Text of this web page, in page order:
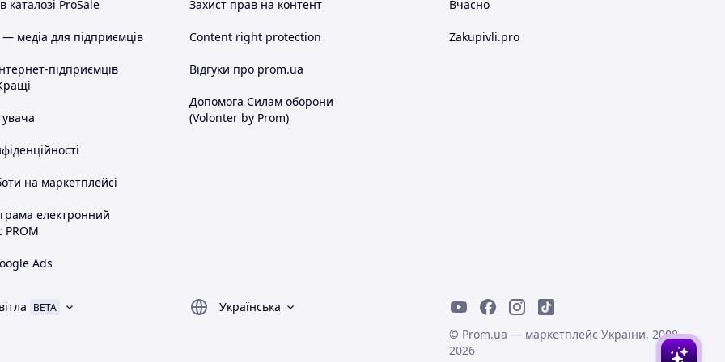
каталозі ProSale
медіа для підприємців
підприємців
на маркетплейсі
електронний
PROM
Ads
Захист прав на контент
Content right protection
Відгуки про prom.ua
Допомога Силам оборони
(Volonter by Prom)
Вчасно
Zakupivli.pro
BETA
Українська
© Prom.ua — маркетплейс України, 2008-
2026